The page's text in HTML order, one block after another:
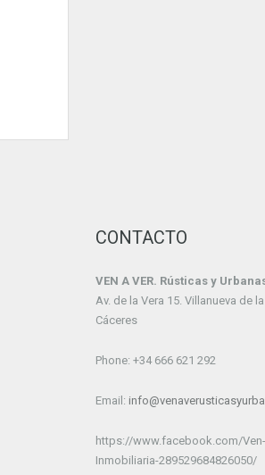
CONTACTO
VEN A VER. Rústicas y
Av. de la Vera 15. Villanueva de
Cáceres
Phone: +34 666 621 292
Email:
https://www.facebook.com/
Inmobiliaria-289529684826050/